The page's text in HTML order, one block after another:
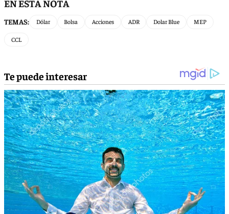
EN ESTA NOTA
TEMAS: Dólar Bolsa Acciones ADR Dolar Blue MEP
CCL